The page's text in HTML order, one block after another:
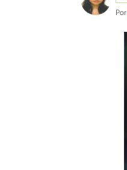
Por